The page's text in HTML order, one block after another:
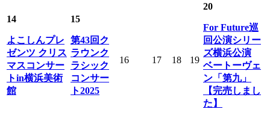
14
よこしんプレ
ゼンツ クリス
マスコンサー
トin横浜美術
館
15
第43回ク
ラウンク
ラシック
コンサー
ト2025
16 17 18 19
20
For Future巡
回公演シリー
ズ横浜公演
ベートーヴェ
ン「第九」
【完売しまし
た】